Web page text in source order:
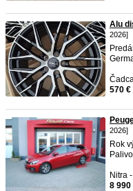
Alu
2026]
570 €
2026]
Rok
Nitra
8 990